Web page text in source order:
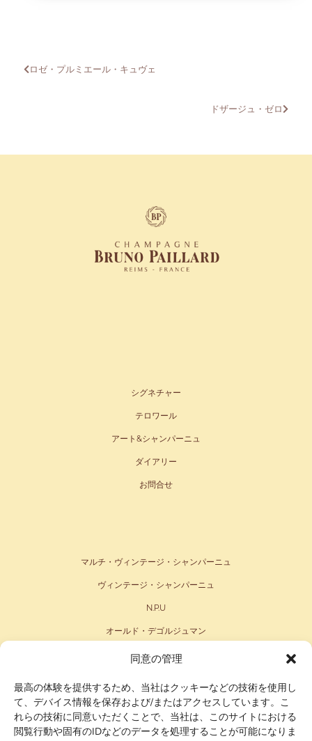
同意の管理
最高の体験を提供するため、当社はクッキーなどの技術を使用し
て、デバイス情報を保存および/またはアクセスしています。こ
れらの技術に同意いただくことで、当社は、このサイトにおける
閲覧行動や固有のIDなどのデータを処理することが可能になりま
ロゼ・プルミエール・キュヴェ
ドザージュ・ゼロ
シグネチャー
テロワール
アート&シャンパーニュ
ダイアリー
お問合せ
マルチ・ヴィンテージ・シャンパーニュ
ヴィンテージ・シャンパーニュ
N.P.U
オールド・デゴルジュマン
ファミリー コレクション